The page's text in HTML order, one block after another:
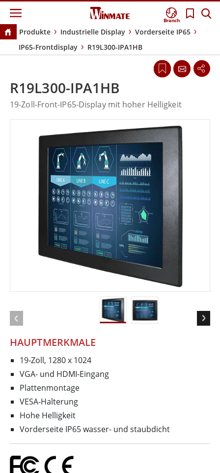
Branch
Produkte Industrielle Display
Vorderseite IP65
IP65-Frontdisplay
R19L300-IPA1HB
HAUPTMERKMALE
19-Zoll, 1280 x 1024
VGA- und HDMI-Eingang
Plattenmontage
VESA-Halterung
Hohe Helligkeit
Vorderseite IP65 wasser- und staubdicht
R19L300-IPA1HB
19-Zoll-Front-IP65-Display mit hoher Helligkeit